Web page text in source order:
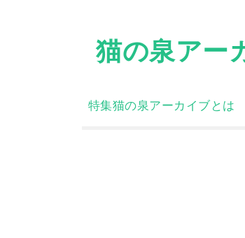
猫の泉アー
特集猫の泉アーカイブとは